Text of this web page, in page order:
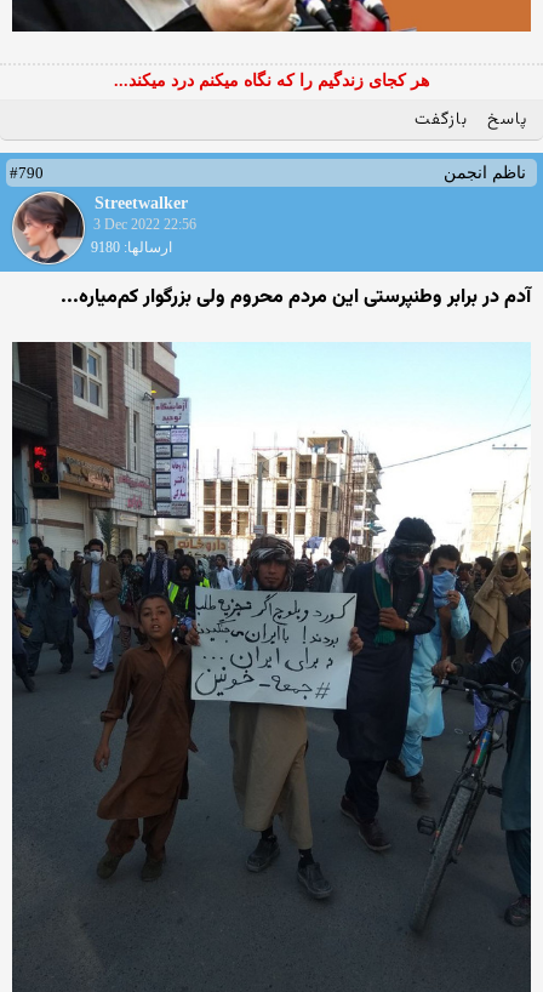
هر کجای زندگیم را که نگاه میکنم درد میکند...
پاسخ بازگفت
ناظم انجمن
#790
Streetwalker
3 Dec 2022 22:56
ارسالها: 9180
آدم در برابر وطنپرستی این مردم محروم ولی بزرگوار کم‌میاره...